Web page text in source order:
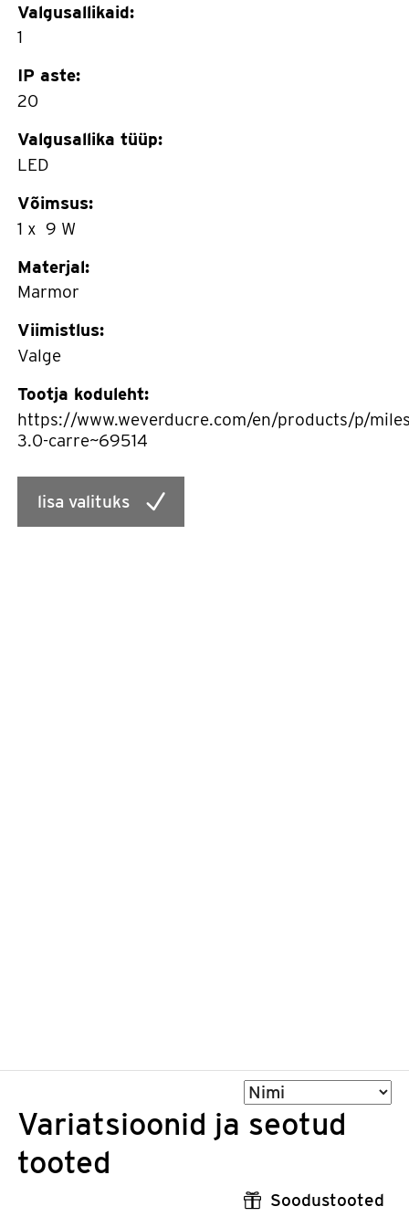
Valgusallikaid:
1
IP aste:
20
Valgusallika tüüp:
LED
Võimsus:
1 x 9 W
Materjal:
Marmor
Viimistlus:
Valge
Tootja koduleht:
https://www.weverducre.com/en/products/p/
3.0-carre~69514
lisa valituks
Sorteeri
Variatsioonid ja seotud
tooted
Soodustooted